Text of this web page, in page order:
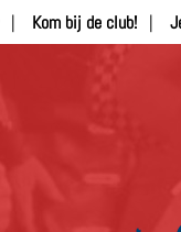
Kom bij de club!